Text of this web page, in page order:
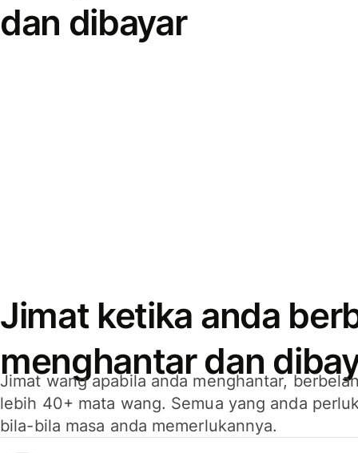
dan dibayar
Jimat ketika anda
menghantar dan
Jimat wang apabila anda menghantar,
lebih 40+ mata wang. Semua yang anda
bila-bila masa anda memerlukannya.